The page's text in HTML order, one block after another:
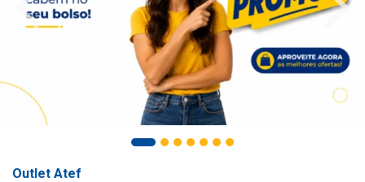
Outlet Atef